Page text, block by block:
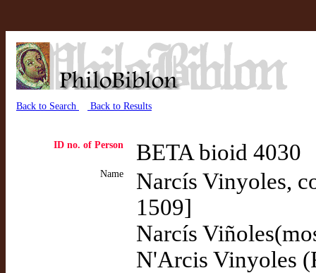
Back to Search Back to Results
ID no. of Person BETA bioid 4030
Name
Narcís Vinyoles,
1509]
Narcís
N'Arcis Vinyoles